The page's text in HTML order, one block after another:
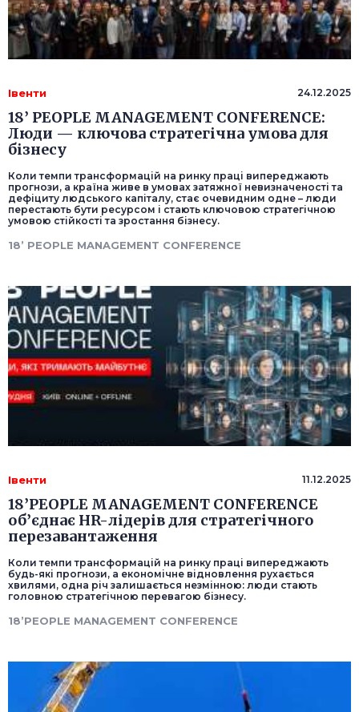
Івенти 24.12.2025
18’ PEOPLE MANAGEMENT CONFERENCE:
Люди — ключова стратегічна умова для
бізнесу
Коли темпи трансформацій на ринку праці випереджають
прогнози, а країна живе в умовах затяжної невизначеності та
дефіциту людського капіталу, стає очевидним одне – люди
перестають бути ресурсом і стають ключовою стратегічною
умовою стійкості та зростання бізнесу.
18’ PEOPLE MANAGEMENT CONFERENCE
Івенти 11.12.2025
18’PEOPLE MANAGEMENT CONFERENCE
об’єднає HR-лідерів для стратегічного
перезавантаження
Коли темпи трансформацій на ринку праці випереджають
будь-які прогнози, а економічне відновлення рухається
хвилями, одна річ залишається незмінною: люди стають
головною стратегічною перевагою бізнесу.
18’PEOPLE MANAGEMENT CONFERENCE